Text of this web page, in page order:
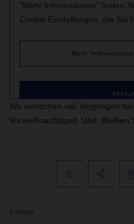
"Mehr Informationen" finden
Cookie Einstellungen, die Sie
Mehr
Wir wünschen viel Vergnügen
Vorweihnachtszeit. Und: Bleiben
Kontakt